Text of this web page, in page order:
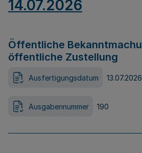
14.07.2026
Öffentliche
öffentliche Zustellung
Ausfertigungsdatum 13.07.2026
Ausgabennummer 190